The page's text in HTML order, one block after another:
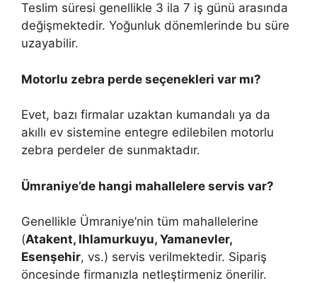
Teslim süresi genellikle 3 ila 7 iş günü arasında
değişmektedir. Yoğunluk dönemlerinde bu süre
uzayabilir.
Motorlu zebra perde seçenekleri var mı?
Evet, bazı firmalar uzaktan kumandalı ya da
akıllı ev sistemine entegre edilebilen motorlu
zebra perdeler de sunmaktadır.
Ümraniye’de hangi mahallelere servis var?
Genellikle Ümraniye’nin tüm mahallelerine
(Atakent, Ihlamurkuyu, Yamanevler,
Esenşehir, vs.) servis verilmektedir. Sipariş
öncesinde firmanızla netleştirmeniz önerilir.